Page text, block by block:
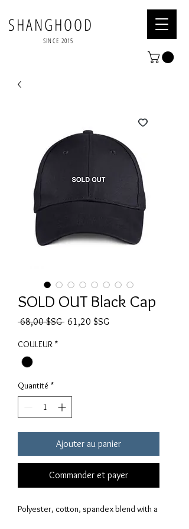
SHANGHOOD
SINCE 2015
SOLD OUT Black Cap
68,00 $SG Prix original
61,20 $SG
COULEUR *
Quantité *
Ajouter au panier
Commander et payer
Polyester, cotton, spandex blend with a